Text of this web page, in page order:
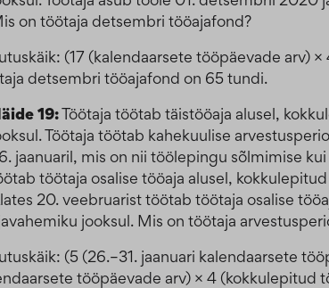
on töötaja detsembri tööajafond?
(17 (kalendaarsete tööpäevade arv)
detsembri tööajafond on 65 tundi.
19:Töötaja töötab täistööaja alusel,
Töötaja töötab kahekuulise
jaanuaril, mis on nii töölepingu sõlmimise
töötaja osalise tööaja alusel,
20. veebruarist töötab töötaja osalise
jooksul. Mis on töötaja
(5 (26.–31. jaanuari kalendaarsete
tööpäevade arv) × 4 (kokkulepitud